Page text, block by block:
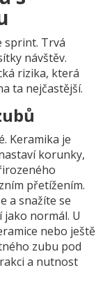
sprint. Trvá
návštěv.
rizika, která
ta nejčastější.
Keramika je
korunky,
přetížením.
a snažíte se
normál. U
nebo ještě
zubu pod
a nutnost